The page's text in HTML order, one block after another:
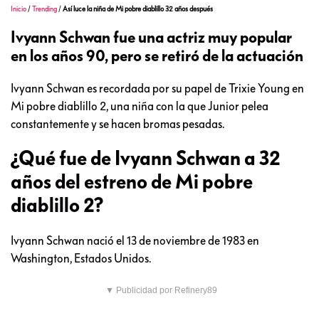
Inicio /Trending /Así luce la niña de Mi pobre diablillo 32 años después
Ivyann Schwan fue una actriz muy popular
en los años 90, pero se retiró de la actuación
Ivyann Schwan es recordada por su papel de Trixie Young en
Mi pobre diablillo 2, una niña con la que Junior pelea
constantemente y se hacen bromas pesadas.
¿Qué fue de Ivyann Schwan a 32
años del estreno de Mi pobre
diablillo 2?
Ivyann Schwan nació el 13 de noviembre de 1983 en
Washington, Estados Unidos.
▼ Publicidad por Refinery89